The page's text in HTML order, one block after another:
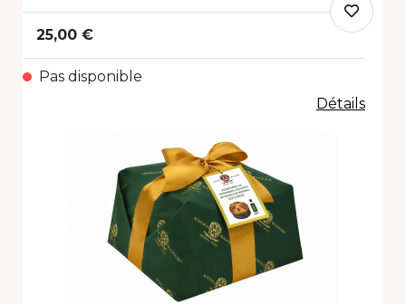
25,00 €
Pas disponible
Détails